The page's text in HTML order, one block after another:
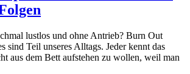
lustlos und ohne Antrieb? Burn Out
sind Teil unseres Alltags. Jeder kennt das
aus dem Bett aufstehen zu wollen, weil man